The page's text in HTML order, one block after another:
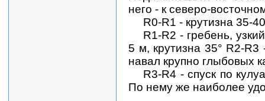
него - к северо-
R0-R1 - крутизна 35-
R1-R2 - гребень,
5 м, крутизна 35° R2-
навал крупно глыбовых
R3-R4 - спуск по
По нему же наиболее